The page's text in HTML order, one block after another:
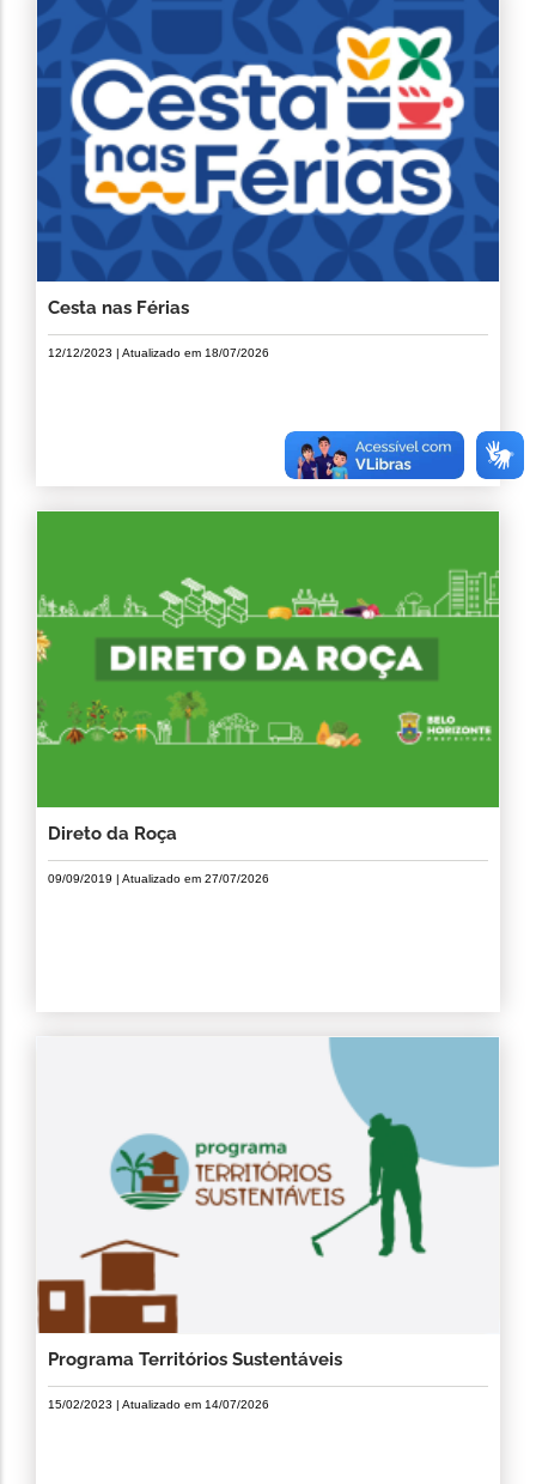
Cesta nas Férias
12/12/2023 | Atualizado em 18/07/2026
Direto da Roça
09/09/2019 | Atualizado em 27/07/2026
Programa Territórios Sustentáveis
15/02/2023 | Atualizado em 14/07/2026